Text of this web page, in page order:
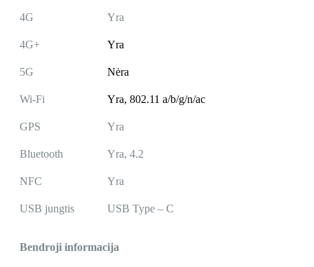
4G Yra
4G+ Yra
5G Nėra
Wi-Fi Yra, 802.11 a/b/g/n/ac
GPS Yra
Bluetooth Yra, 4.2
NFC Yra
USB jungtis USB Type – C
Bendroji informacija